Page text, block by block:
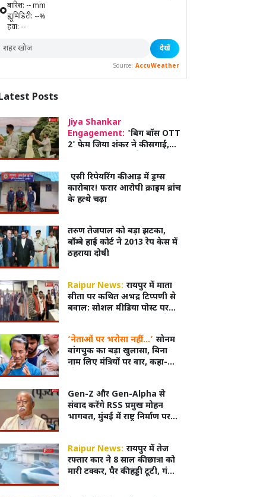
°बारिश: --mm
ह्यूमिडिटी: --%
हवा: --
देखें
Source: AccuWeather
Posts
Jiya Shankar
Engagement: 'बिग बॉस OTT
2' फेम जिया शंकर ने की सगाई,
VIRAL
एसी रिपेयरिंग की आड़ में ड्रग्स
कारोबार! फरार आरोपी क्राइम ब्रांच
के हत्थे चढ़ा
तरुण तेजपाल को बड़ा झटका,
बॉम्बे हाई कोर्ट ने 2013 रेप केस में
ठहराया दोषी
Raipur News: रायपुर में माता
सीता पर कथित अभद्र टिप्पणी से
बवाल: सोशल मीडिया पोस्ट पर
‘नेताओं पर भरोसा नहीं…’ सोनम
वांगचुक का बड़ा खुलासा, बिना
नाम लिए मंत्रियों पर वार, कहा-
Gen-Z और Gen-Alpha से
संवाद करेंगे RSS प्रमुख मोहन
भागवत, मुंबई में राष्ट्र निर्माण पर
Raipur News: रायपुर में तेज
रफ्तार कार ने 8 साल की छात्रा को
मारी टक्कर, पैर की हड्डी टूटी, गंभीर